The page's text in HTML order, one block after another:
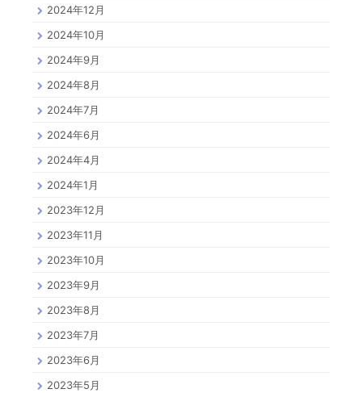
2024年12月
2024年10月
2024年9月
2024年8月
2024年7月
2024年6月
2024年4月
2024年1月
2023年12月
2023年11月
2023年10月
2023年9月
2023年8月
2023年7月
2023年6月
2023年5月